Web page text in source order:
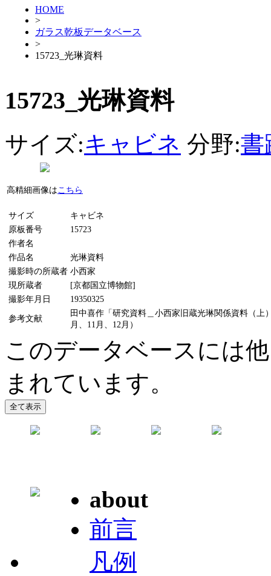
HOME
>
ガラス乾板データベース
>
15723_光琳資料
15723_光琳資料
サイズ:キャビネ 分野:書
高精細画像はこちら
サイズ
キャビネ
原板番号
15723
作者名
作品名
光琳資料
撮影時の所蔵者 小西家
現所蔵者
[京都国立博物館]
撮影年月日
19350325
参考文献
田中喜作「研究資料＿小西家旧蔵光琳関係資料（上
月、11月、12月）
このデータベースには
まれています。
about
前言
凡例